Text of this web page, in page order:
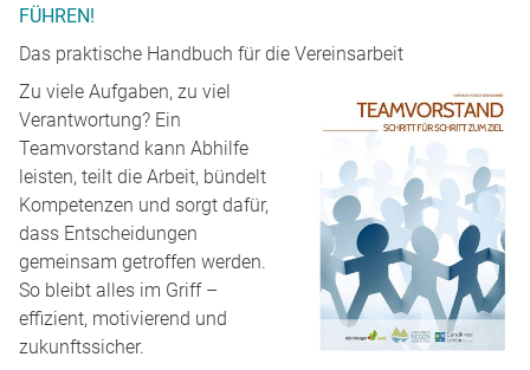
FÜHREN!
Das praktische Handbuch für die Vereinsarbeit
Zu viele Aufgaben, zu viel
Verantwortung? Ein
Teamvorstand kann Abhilfe
leisten, teilt die Arbeit, bündelt
Kompetenzen und sorgt dafür,
dass Entscheidungen
gemeinsam getroffen werden.
So bleibt alles im Griff –
effizient, motivierend und
zukunftssicher.